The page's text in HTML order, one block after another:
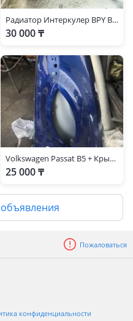
Радиатор Интеркулер BPY BWA 2.0 Turbo TFSI
30 000 ₸
Volkswagen Passat B5 + Крыло
25 000 ₸
Пожаловаться
конфиденциальности